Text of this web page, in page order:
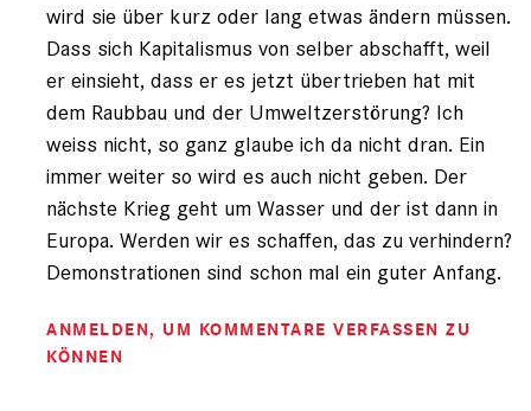
wird sie über kurz oder lang etwas ändern müssen.
Dass sich Kapitalismus von selber abschafft, weil
er einsieht, dass er es jetzt übertrieben hat mit
dem Raubbau und der Umweltzerstörung? Ich
weiss nicht, so ganz glaube ich da nicht dran. Ein
immer weiter so wird es auch nicht geben. Der
nächste Krieg geht um Wasser und der ist dann in
Europa. Werden wir es schaffen, das zu verhindern?
Demonstrationen sind schon mal ein guter Anfang.
ANMELDEN, UM KOMMENTARE VERFASSEN ZU
KÖNNEN